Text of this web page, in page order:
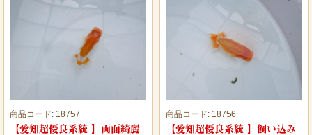
商品コード: 18757
【愛知超優良系統 】両面綺麗
商品コード: 18756
【愛知超優良系統 】飼い込み